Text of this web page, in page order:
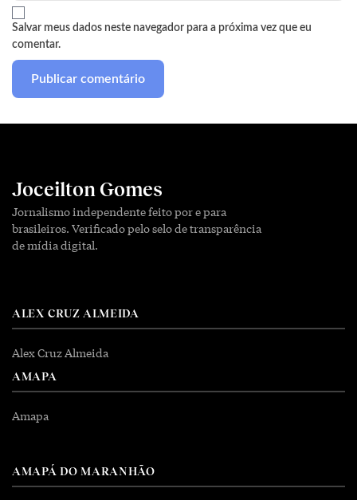
Salvar meus dados neste navegador para a próxima vez que eu
comentar.
Joceilton Gomes
Jornalismo independente feito por e para
brasileiros. Verificado pelo selo de transparência
de mídia digital.
ALEX CRUZ ALMEIDA
Alex Cruz Almeida
AMAPA
Amapa
AMAPÁ DO MARANHÃO